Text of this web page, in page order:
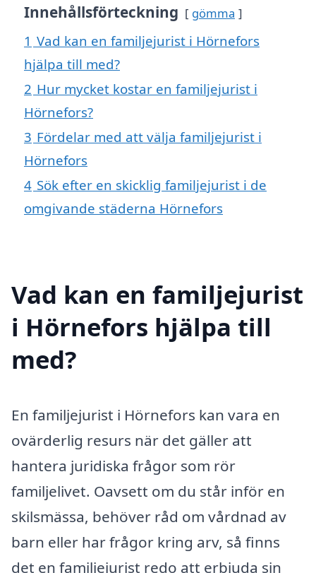
Innehållsförteckning gömma
1 Vad kan en familjejurist i Hörnefors
hjälpa till med?
2 Hur mycket kostar en familjejurist i
Hörnefors?
3 Fördelar med att välja familjejurist i
Hörnefors
4 Sök efter en skicklig familjejurist i de
omgivande städerna Hörnefors
Vad kan en familjejurist
i Hörnefors hjälpa till
med?
En familjejurist i Hörnefors kan vara en
ovärderlig resurs när det gäller att
hantera juridiska frågor som rör
familjelivet. Oavsett om du står inför en
skilsmässa, behöver råd om vårdnad av
barn eller har frågor kring arv, så finns
det en familjejurist redo att erbjuda sin